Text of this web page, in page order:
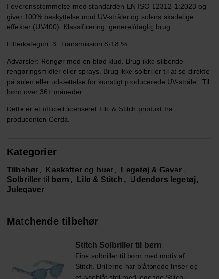
I overensstemmelse med standarden EN ISO 12312-1:2023 og
giver 100% beskyttelse mod UV-stråler og solens skadelige
effekter (UV400). Klassificering: generel/daglig brug.
Filterkategori: 3. Transmission 8-18 %
Advarsler: Rengør med en blød klud. Brug ikke slibende
rengøringsmidler eller sprays. Brug ikke solbriller til at se direkte
på solen eller udsættelse for kunstigt producerede UV-stråler. Til
børn over 36+ måneder.
Dette er et officielt licenseret Lilo & Stitch produkt fra
producenten Cerdá.
Kategorier
Tilbehør Kasketter og huer
Legetøj & Gaver
Solbriller til børn
Lilo & Stitch
Udendørs legetøj
Julegaver
Matchende tilbehør
Stitch Solbriller til børn
Fine solbriller til børn med motiv af
Stitch. Brillerne har blåtonede linser og
et lyseblåt stel med legende Stitch-